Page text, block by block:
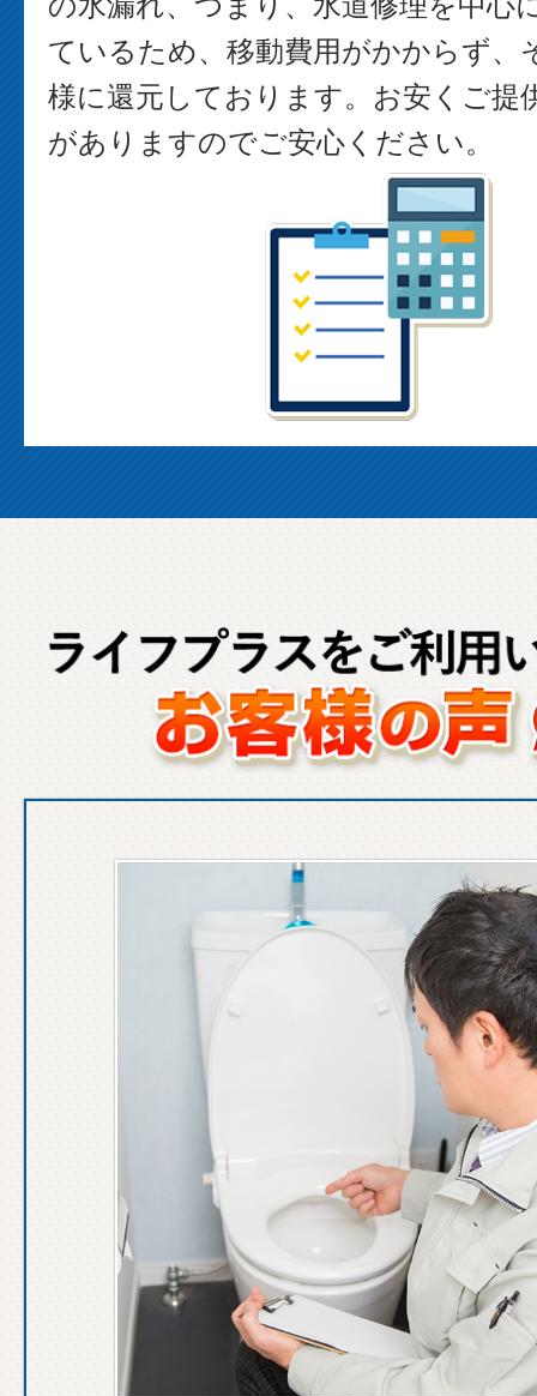
ているため、移動費用がかからず、
様に還元しております。お安くご提
がありますのでご安心ください。